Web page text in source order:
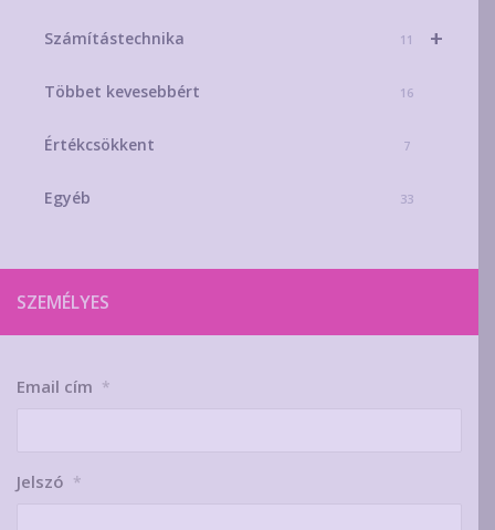
+
Számítástechnika 11
Többet kevesebbért 16
Értékcsökkent 7
Egyéb 33
SZEMÉLYES
Email cím *
Jelszó *